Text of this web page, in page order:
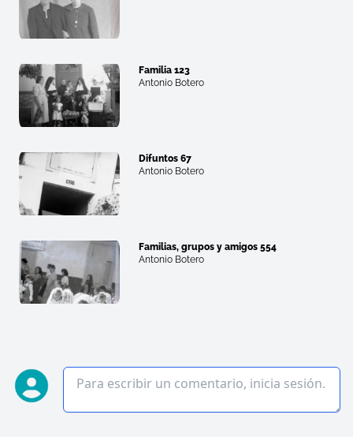
Familia 123
Antonio Botero
Difuntos 67
Antonio Botero
Familias, grupos y amigos 554
Antonio Botero